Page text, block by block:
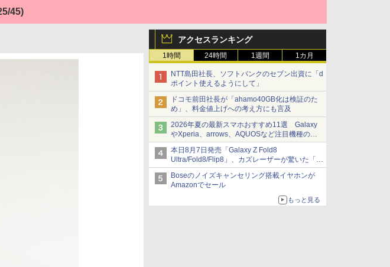
45)
アクセスランキング
1時間 24時間 1週間 1カ月
NTT島田社長、ソフトバンクのセブン出資に「d
ポイント使えるようにして」
ドコモ前田社長が「ahamo40GB化は検証のた
め」、料金値上げへの考え方にも言及
2026年夏の最新スマホおすすめ11選 Galaxy
やXperia、arrows、AQUOSなど注目機種の特
徴は
本日8月7日発売「Galaxy Z Fold8
Ultra/Fold8/Flip8」、カズレーザーが驚いた「そ
ば屋のメニュー並みの薄さ」
Boseのノイズキャンセリング搭載イヤホンが
Amazonでセール
もっと見る